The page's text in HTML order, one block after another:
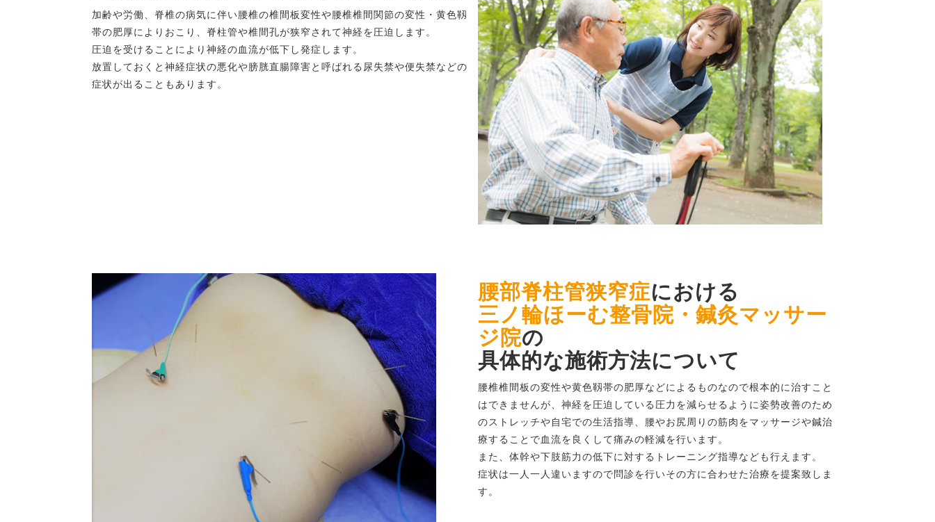
加齢や労働、脊椎の病気に伴い腰椎の椎間板変性や腰椎椎間関節の変性・黄色靱
帯の肥厚によりおこり、脊柱管や椎間孔が狭窄されて神経を圧迫します。
圧迫を受けることにより神経の血流が低下し発症します。
放置しておくと神経症状の悪化や膀胱直腸障害と呼ばれる尿失禁や便失禁などの
症状が出ることもあります。
腰部脊柱管狭窄症における
三ノ輪ほーむ整骨院・鍼灸マッサー
ジ院の
具体的な施術方法について
腰椎椎間板の変性や黄色靱帯の肥厚などによるものなので根本的に治すこと
はできませんが、神経を圧迫している圧力を減らせるように姿勢改善のため
のストレッチや自宅での生活指導、腰やお尻周りの筋肉をマッサージや鍼治
療することで血流を良くして痛みの軽減を行います。
また、体幹や下肢筋力の低下に対するトレーニング指導なども行えます。
症状は一人一人違いますので問診を行いその方に合わせた治療を提案致しま
す。